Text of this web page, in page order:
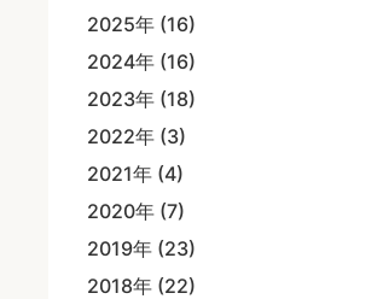
2025年 (16)
2024年 (16)
2023年 (18)
2022年 (3)
2021年 (4)
2020年 (7)
2019年 (23)
2018年 (22)